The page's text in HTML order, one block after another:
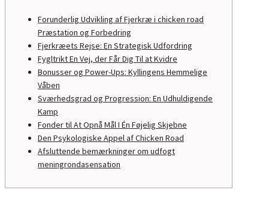
Forunderlig Udvikling af Fjerkræ i chicken road
Præstation og Forbedring
Fjerkræets Rejse: En Strategisk Udfordring
Fygltrikt En Vej, der Får Dig Til at Kvidre
Bonusser og Power-Ups: Kyllingens Hemmelige
Våben
Sværhedsgrad og Progression: En Udhuldigende
Kamp
Fonder til At Opnå Mål I Én Føjelig Skjebne
Den Psykologiske Appel af Chicken Road
Afsluttende bemærkninger om udfogt
meningrondasensation